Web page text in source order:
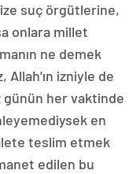
suç örgütlerine,
onlara millet
ne demek
izniyle de
her vaktinde
en
teslim etmek
edilen bu